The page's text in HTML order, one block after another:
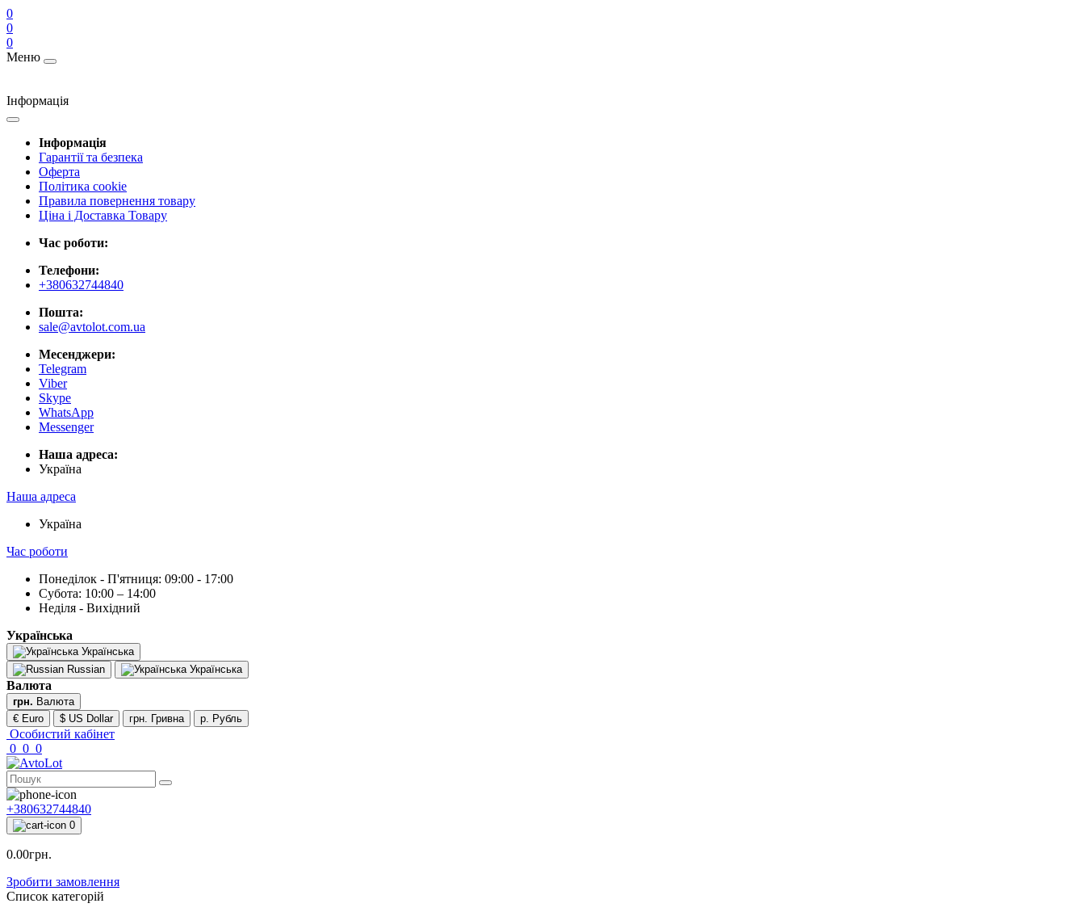
0
0
0
Меню
Інформація
Інформація
Гарантії та безпека
Оферта
Політика cookie
Правила повернення товару
Ціна і Доставка Товару
Час роботи:
Телефони:
+380632744840
Пошта:
sale@avtolot.com.ua
Месенджери:
Telegram
Viber
Skype
WhatsApp
Messenger
Наша адреса:
Українa
Наша адреса
Українa
Час роботи
Понеділок - П'ятниця: 09:00 - 17:00
Субота: 10:00 – 14:00
Неділя - Вихідний
Українська
Українська
Russian
Українська
Валюта
грн. Валюта
€ Euro
$ US Dollar грн. Гривна р. Рубль
Особистий кабінет
0 0 0
+380632744840
0
0.00грн.
Зробити замовлення
Список категорій